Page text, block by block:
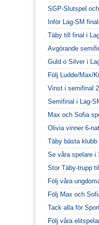
SGP-Slutspel
Inför Lag-SM
Täby till final i
Avgörande
Guld o Silver i
Följ Ludde/Max/
Vinst i semifinal
Semifinal i Lag-
Max och Sofia
Olivia vinner 6-
Täby bästa
Se våra spelare i
Stor Täby-trupp
Följ våra
Följ Max och
Tack alla för
Följ våra